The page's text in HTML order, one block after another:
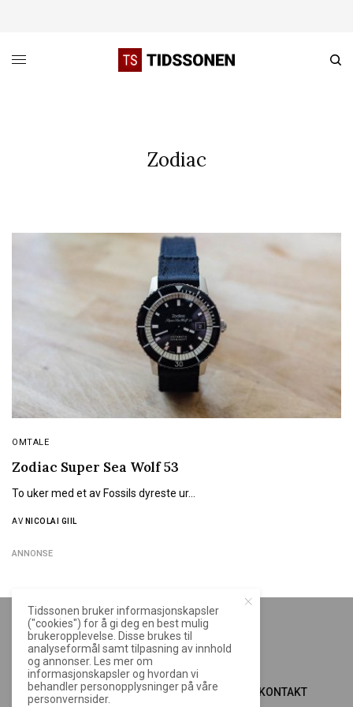
Zodiac
OMTALE
Zodiac Super Sea Wolf 53
To uker med et av Fossils dyreste ur…
AV NICOLAI GIIL
ANNONSE
OM TIDSSONEN.NO ANNONSERE KONTAKT
Tidssonen bruker informasjonskapsler
("cookies") for å gi deg en best mulig
brukeropplevelse. Disse brukes til
analyseformål samt tilpasning av innhold
og annonser. Les mer om
informasjonskapsler og hvordan vi
behandler personopplysninger på våre
personvernsider.